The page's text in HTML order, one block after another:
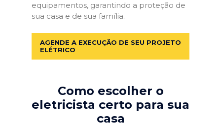
equipamentos, garantindo a proteção de
sua casa e de sua família.
AGENDE A EXECUÇÃO DE SEU PROJETO
ELÉTRICO
Como escolher o
eletricista certo para sua
casa